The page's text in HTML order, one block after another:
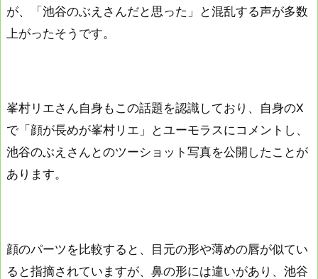
が、「池谷のぶえさんだと思った」と混乱する声が多数
上がったそうです。
峯村リエさん自身もこの話題を認識しており、自身のX
で「顔が長めが峯村リエ」とユーモラスにコメントし、
池谷のぶえさんとのツーショット写真を公開したことが
あります。
顔のパーツを比較すると、目元の形や薄めの唇が似てい
ると指摘されていますが、鼻の形には違いがあり、池谷